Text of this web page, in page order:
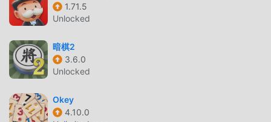
oyna!
4 In A Row Popüler bir board oyunu olarak, benzersiz
oynanışı, dünya çapında çok sayıda hayran kazanmasına
4 In A Row içinde, yalnızca acemi eğitimini gözden
geçirmeniz yeterlidir, böylece tüm oyuna kolayca
1.71.5
Unlocked
暗棋2
3.6.0
Unlocked
Okey
4.10.0